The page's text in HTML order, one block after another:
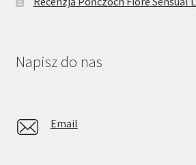
Napisz do nas
Email